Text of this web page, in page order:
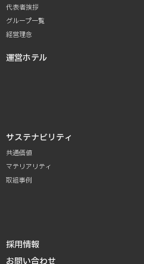
代表者挨拶
グループ一覧
経営理念
運営ホテル
サステナビリティ
共通価値
マテリアリティ
取組事例
採用情報
お問い合わせ